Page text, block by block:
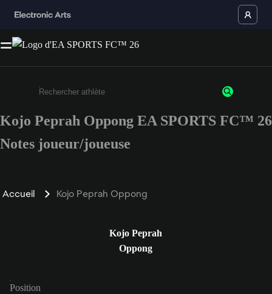
Saisissez au moins 3 caractères ou chiffres.
Kojo Peprah Oppong EA SPORTS FC™ 26
Notes joueur/joueuse
Accueil Kojo Peprah Oppong
Kojo Peprah
Oppong
Position